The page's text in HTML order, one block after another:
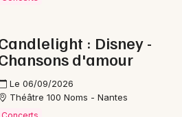
: Disney -
d'amour
Le 06/09/2026
Théâtre 100 Noms - Nantes